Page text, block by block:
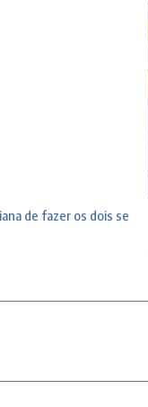
de fazer os dois se